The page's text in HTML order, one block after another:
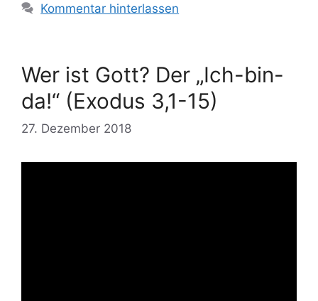
Kommentar hinterlassen
Wer ist Gott? Der „Ich-bin-
da!“ (Exodus 3,1-15)
27. Dezember 2018